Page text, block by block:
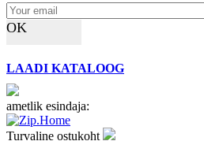
OK
LAADI KATALOOG
ametlik esindaja:
Turvaline ostukoht